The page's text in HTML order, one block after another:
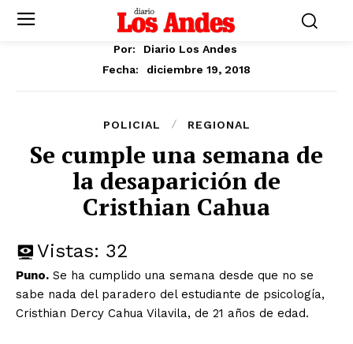
Por:
Diario Los Andes
Fecha:
diciembre 19, 2018
POLICIAL REGIONAL
Se cumple una semana de
la desaparición de
Cristhian Cahua
Vistas: 32
Puno. Se ha cumplido una semana desde que no se
sabe nada del paradero del estudiante de psicología,
Cristhian Dercy Cahua Vilavila, de 21 años de edad.